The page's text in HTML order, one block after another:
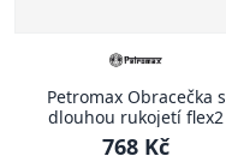
Petromax Obracečka s
dlouhou rukojetí flex2
768 Kč